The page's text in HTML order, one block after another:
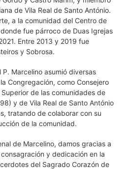
de Vila Real de Santo António.
a la comunidad del Centro de
fue párroco de Duas Igrejas
Entre 2013 y 2019 fue
y Sobrosa.
P. Marcelino asumió diversas
Congregación, como Consejero
de las comunidades de
y de Vila Real de Santo António
tratando de colaborar con su
de la comunidad.
de Marcelino, damos gracias a
y dedicación en la
del Sagrado Corazón de